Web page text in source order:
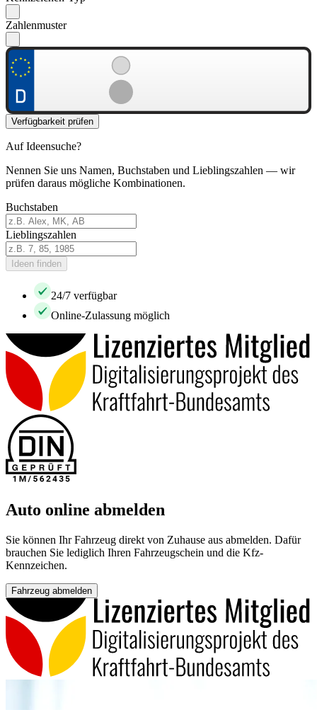
Zahlenmuster
Verfügbarkeit prüfen
Auf Ideensuche?
Nennen Sie uns Namen, Buchstaben und Lieblingszahlen — wir
prüfen daraus mögliche Kombinationen.
Buchstaben
Lieblingszahlen
Ideen finden
24/7 verfügbar
Online-Zulassung möglich
Auto online abmelden
Sie können Ihr Fahrzeug direkt von Zuhause aus abmelden. Dafür
brauchen Sie lediglich Ihren Fahrzeugschein und die Kfz-
Kennzeichen.
Fahrzeug abmelden